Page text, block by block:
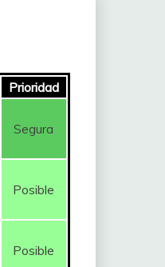
Prioridad
Segura
Posible
Posible